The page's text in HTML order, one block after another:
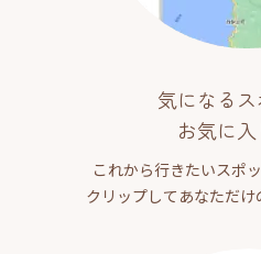
気になる
お気に
これから行きたいスポ
クリップしてあなただけ